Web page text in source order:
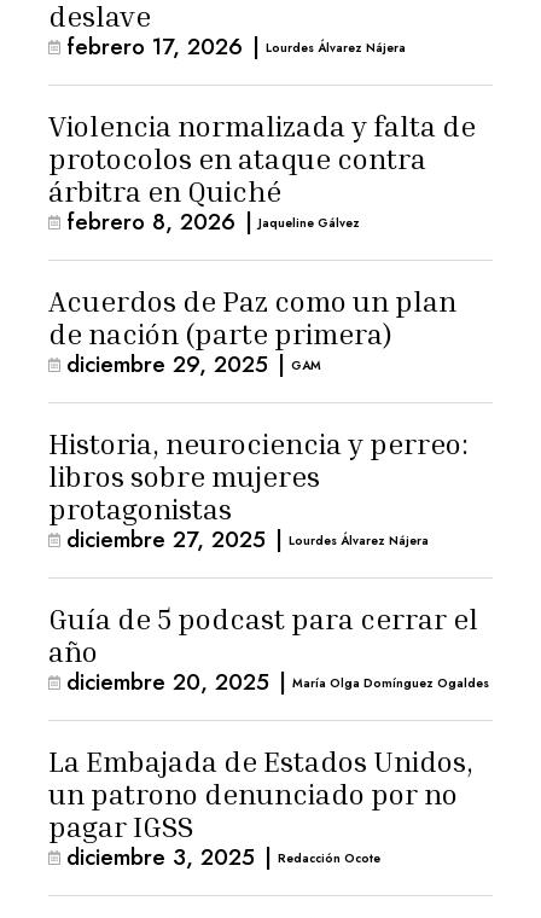
deslave
febrero 17, 2026 | Lourdes Álvarez Nájera
Violencia normalizada y falta de
protocolos en ataque contra
árbitra en Quiché
febrero 8, 2026 | Jaqueline Gálvez
Acuerdos de Paz como un plan
de nación (parte primera)
diciembre 29, 2025 | GAM
Historia, neurociencia y perreo:
libros sobre mujeres
protagonistas
diciembre 27, 2025 | Lourdes Álvarez Nájera
Guía de 5 podcast para cerrar el
año
diciembre 20, 2025 | María Olga Domínguez Ogaldes
La Embajada de Estados Unidos,
un patrono denunciado por no
pagar IGSS
diciembre 3, 2025 | Redacción Ocote